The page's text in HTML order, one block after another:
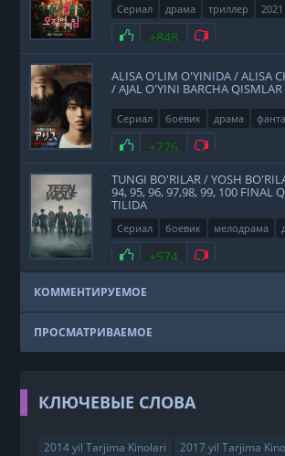
Сериал драма триллер 2021
Нравится
+848 Не нравится
ALISA O'LIM O'YINIDA / ALISA
/ AJAL O'YINI BARCHA
Сериал боевик драма
2020
Нравится
+726 Не нравится
TUNGI BO'RILAR / YOSH
94, 95, 96, 97,98, 99, 100 FINAL
TILIDA
Сериал боевик мелодрама
фэнтези
США 2011
Нравится
+574 Не нравится
КОММЕНТИРУЕМОЕ
ПРОСМАТРИВАЕМОЕ
КЛЮЧЕВЫЕ СЛОВА
2014 yil Tarjima Kinolari
2017 yil Tarjima